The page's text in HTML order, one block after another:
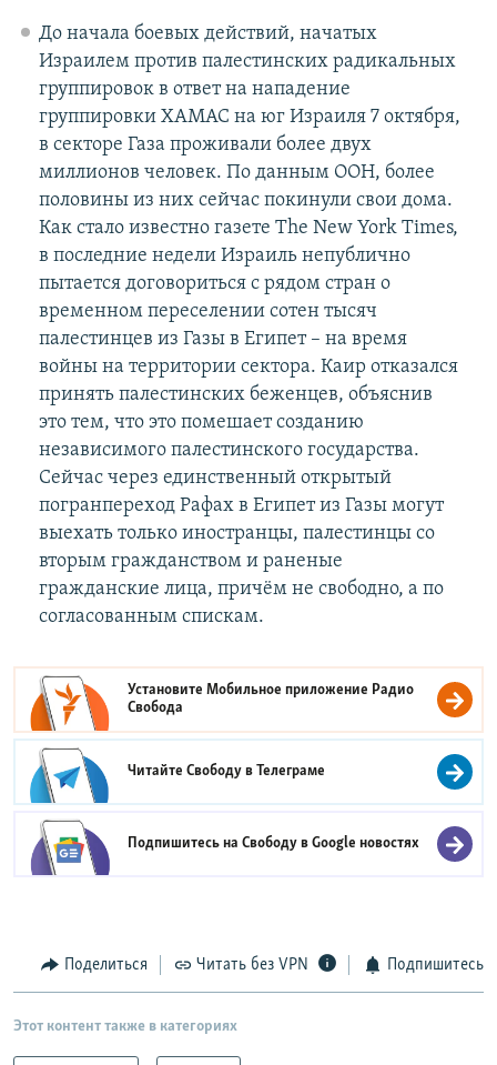
До начала боевых действий, начатых
Израилем против палестинских радикальных
группировок в ответ на нападение
группировки ХАМАС на юг Израиля 7 октября,
в секторе Газа проживали более двух
миллионов человек. По данным ООН, более
половины из них сейчас покинули свои дома.
Как стало известно газете The New York Times,
в последние недели Израиль непублично
пытается договориться с рядом стран о
временном переселении сотен тысяч
палестинцев из Газы в Египет – на время
войны на территории сектора. Каир отказался
принять палестинских беженцев, объяснив
это тем, что это помешает созданию
независимого палестинского государства.
Сейчас через единственный открытый
погранпереход Рафах в Египет из Газы могут
выехать только иностранцы, палестинцы со
вторым гражданством и раненые
гражданские лица, причём не свободно, а по
согласованным спискам.
Установите Мобильное приложение Радио
Свобода
Читайте Свободу вТелеграме
Подпишитесь на Свободу вGoogle новостях
Поделиться Читать без VPN Подпишитесь
Этот контент также в категориях